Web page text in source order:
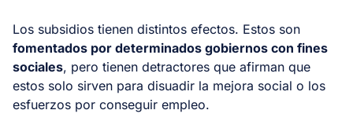
Los subsidios tienen distintos efectos. Estos son
fomentados por determinados gobiernos con fines
sociales, pero tienen detractores que afirman que
estos solo sirven para disuadir la mejora social o los
esfuerzos por conseguir empleo.